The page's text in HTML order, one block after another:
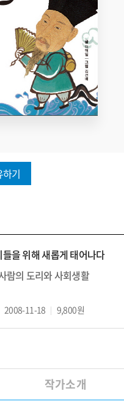
하기
을 위해 새롭게 태어나다
람의 도리와 사회생활
2008-11-18 9,800원
작가소개